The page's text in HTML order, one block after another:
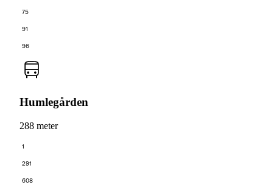
75
91
96
Humlegården
288 meter
1
291
608